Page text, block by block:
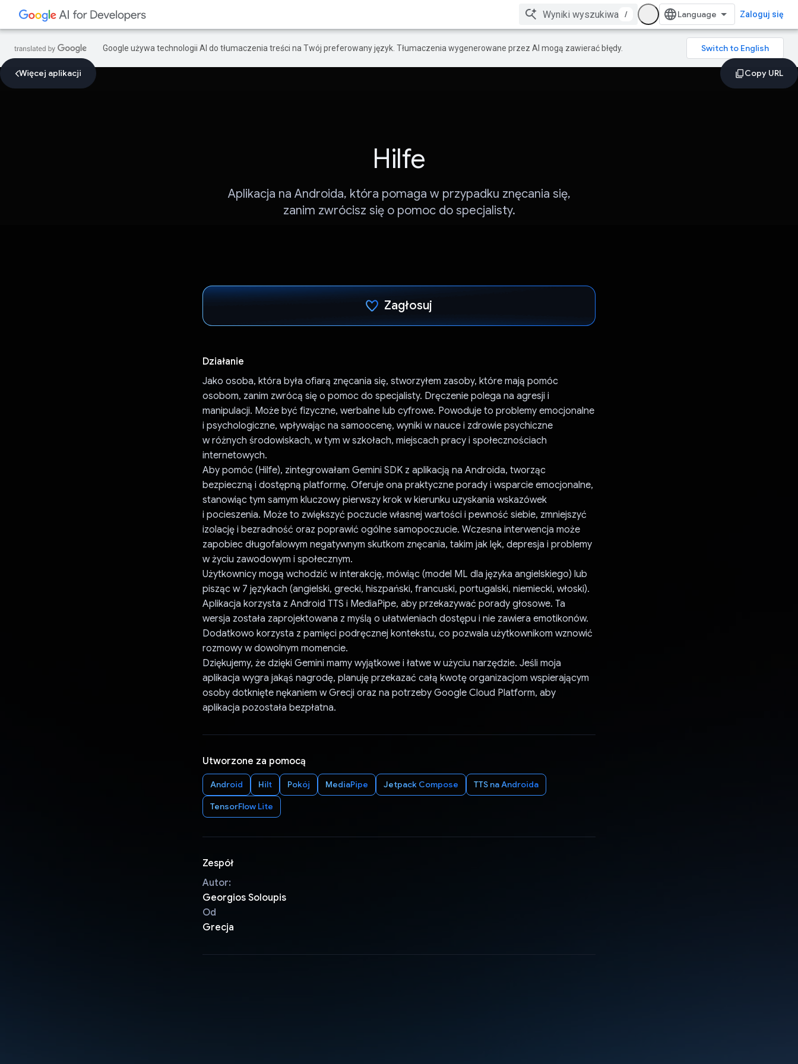
/ Zaloguj się
Google używa technologii AI do tłumaczenia treści na Twój preferowany język. Tłumaczenia wygenerowane przez AI mogą zawierać błędy.
Więcej aplikacji
Hilfe
Aplikacja na Androida, która pomaga w przypadku znęcania się,
zanim zwrócisz się o pomoc do specjalisty.
Zagłosuj
Działanie
Jako osoba, która była ofiarą znęcania się, stworzyłem zasoby, które mają pomóc
osobom, zanim zwrócą się o pomoc do specjalisty. Dręczenie polega na agresji i
manipulacji. Może być fizyczne, werbalne lub cyfrowe. Powoduje to problemy emocjonalne
i psychologiczne, wpływając na samoocenę, wyniki w nauce i zdrowie psychiczne
w różnych środowiskach, w tym w szkołach, miejscach pracy i społecznościach
internetowych.
Aby pomóc (Hilfe), zintegrowałam Gemini SDK z aplikacją na Androida, tworząc
bezpieczną i dostępną platformę. Oferuje ona praktyczne porady i wsparcie emocjonalne,
stanowiąc tym samym kluczowy pierwszy krok w kierunku uzyskania wskazówek
i pocieszenia. Może to zwiększyć poczucie własnej wartości i pewność siebie, zmniejszyć
izolację i bezradność oraz poprawić ogólne samopoczucie. Wczesna interwencja może
zapobiec długofalowym negatywnym skutkom znęcania, takim jak lęk, depresja i problemy
w życiu zawodowym i społecznym.
Użytkownicy mogą wchodzić w interakcję, mówiąc (model ML dla języka angielskiego) lub
pisząc w 7 językach (angielski, grecki, hiszpański, francuski, portugalski, niemiecki, włoski).
Aplikacja korzysta z Android TTS i MediaPipe, aby przekazywać porady głosowe. Ta
wersja została zaprojektowana z myślą o ułatwieniach dostępu i nie zawiera emotikonów.
Dodatkowo korzysta z pamięci podręcznej kontekstu, co pozwala użytkownikom wznowić
rozmowy w dowolnym momencie.
Dziękujemy, że dzięki Gemini mamy wyjątkowe i łatwe w użyciu narzędzie. Jeśli moja
aplikacja wygra jakąś nagrodę, planuję przekazać całą kwotę organizacjom wspierającym
osoby dotknięte nękaniem w Grecji oraz na potrzeby Google Cloud Platform, aby
aplikacja pozostała bezpłatna.
Utworzone za pomocą
Android Hilt Pokój MediaPipe Jetpack Compose TTS na Androida
TensorFlow Lite
Zespół
Autor:
Georgios Soloupis
Od
Grecja